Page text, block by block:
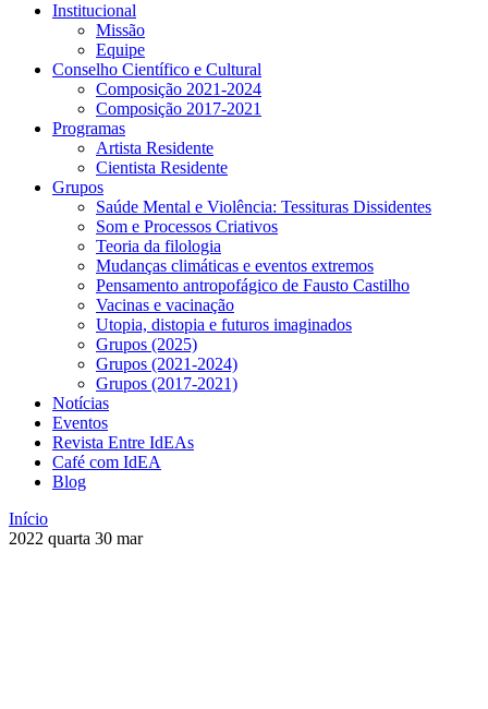
Institucional
Missão
Equipe
Conselho Científico e Cultural
Composição 2021-2024
Composição 2017-2021
Programas
Artista Residente
Cientista Residente
Grupos
Saúde Mental e Violência: Tessituras Dissidentes
Som e Processos Criativos
Teoria da filologia
Mudanças climáticas e eventos extremos
Pensamento antropofágico de Fausto Castilho
Vacinas e vacinação
Utopia, distopia e futuros imaginados
Grupos (2025)
Grupos (2021-2024)
Grupos (2017-2021)
Notícias
Eventos
Revista Entre IdEAs
Café com IdEA
Blog
Início
2022 quarta 30 mar